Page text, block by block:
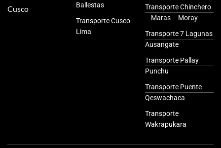
Cusco
Ballestas
Transporte Cusco
Lima
Transporte Chinchero
– Maras – Moray
Transporte 7 Lagunas
Ausangate
Transporte Pallay
Punchu
Transporte Puente
Qeswachaca
Transporte
Wakrapukara